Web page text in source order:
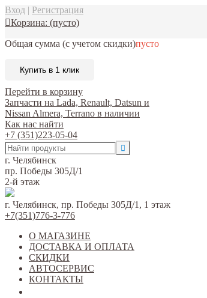
Вход | Регистрация
Корзина: (пусто)
Общая сумма (с учетом скидки)пусто
Купить в 1 клик
Перейти в корзину
Запчасти на Lada, Renault, Datsun и
Nissan Almera, Terrano в наличии
Как нас найти
+7 (351)223-05-04
г. Челябинск
пр. Победы 305Д/1
2-й этаж
г. Челябинск, пр. Победы 305Д/1, 1 этаж
+7(351)776-3-776
О МАГАЗИНЕ
ДОСТАВКА И ОПЛАТА
СКИДКИ
АВТОСЕРВИС
КОНТАКТЫ